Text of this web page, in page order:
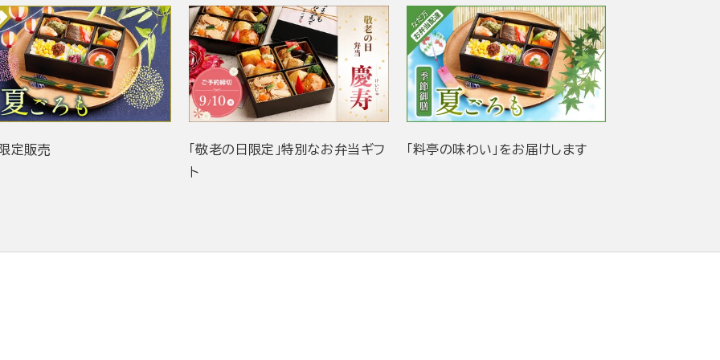
定販売
「敬老の日限定」特別なお弁当ギフ
ト
「料亭の味わい」をお届けします